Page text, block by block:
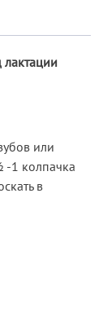
или
-1 колпачка
в